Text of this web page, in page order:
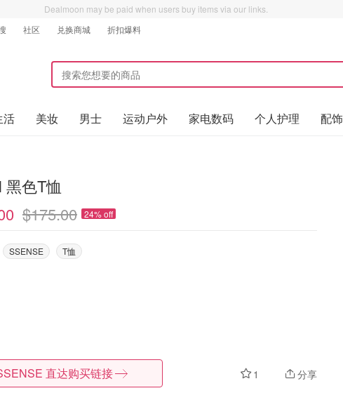
Dealmoon may be paid when users buy items via our links.
社区 兑换商城 折扣爆料
活 美妆 男士 运动户外 家电数码 个人护理 配饰
黑色T恤
$175.00 24% off
SSENSE T恤
1 分享
直达购买链接